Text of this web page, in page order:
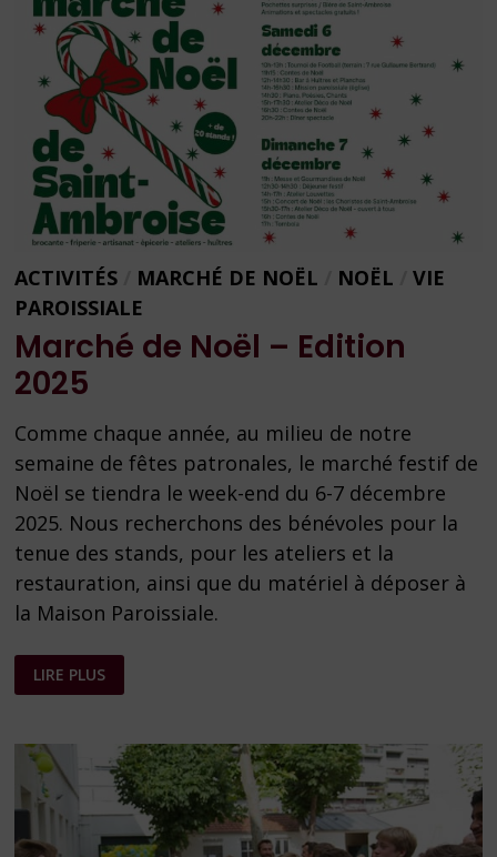
ACTIVITÉS MARCHÉ DE NOËL NOËL /VIE
PAROISSIALE
Marché de Noël – Edition
2025
Comme chaque année, au milieu de notre
semaine de fêtes patronales, le marché festif de
Noël se tiendra le week-end du 6-7 décembre
2025. Nous recherchons des bénévoles pour la
tenue des stands, pour les ateliers et la
restauration, ainsi que du matériel à déposer à
la Maison Paroissiale.
MARCHÉ
DE
NOËL
2025
LIRE PLUS